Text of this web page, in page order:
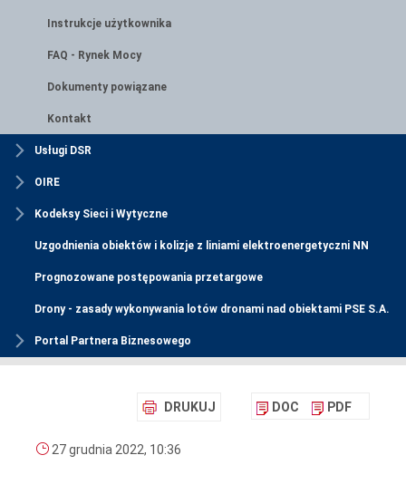
Instrukcje użytkownika
FAQ - Rynek Mocy
Dokumenty powiązane
Kontakt
Usługi DSR
OIRE
Kodeksy Sieci i Wytyczne
Uzgodnienia obiektów i kolizje z liniami elektroenergetyczni NN
Prognozowane postępowania przetargowe
Drony - zasady wykonywania lotów dronami nad obiektami PSE S.A.
Portal Partnera Biznesowego
DRUKUJ DOC PDF
27 grudnia 2022, 10:36